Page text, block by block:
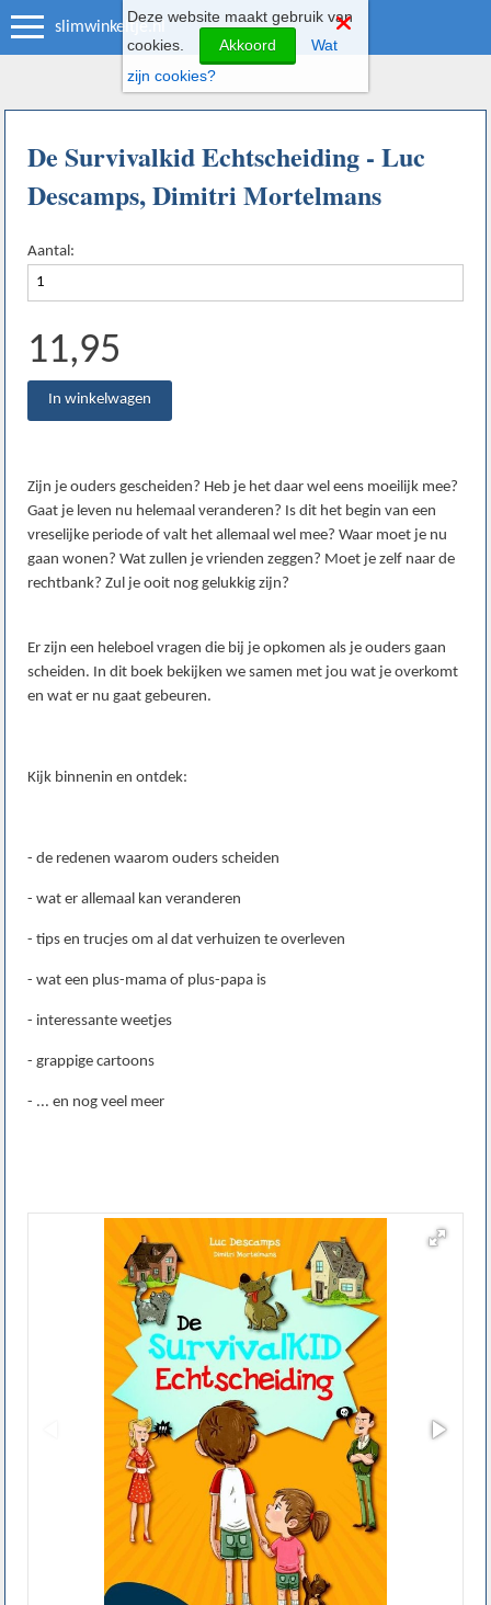
slimwinkeltje.nl
De Survivalkid Echtscheiding - Luc
Descamps, Dimitri Mortelmans
Aantal:
11,95
Zijn je ouders gescheiden? Heb je het daar wel eens moeilijk mee?
Gaat je leven nu helemaal veranderen? Is dit het begin van een
vreselijke periode of valt het allemaal wel mee? Waar moet je nu
gaan wonen? Wat zullen je vrienden zeggen? Moet je zelf naar de
rechtbank? Zul je ooit nog gelukkig zijn?
Er zijn een heleboel vragen die bij je opkomen als je ouders gaan
scheiden. In dit boek bekijken we samen met jou wat je overkomt
en wat er nu gaat gebeuren.
Kijk binnenin en ontdek:
- de redenen waarom ouders scheiden
- wat er allemaal kan veranderen
- tips en trucjes om al dat verhuizen te overleven
- wat een plus-mama of plus-papa is
- interessante weetjes
- grappige cartoons
- ... en nog veel meer
Deze website maakt gebruik van
cookies.
Akkoord
Wat
zijn cookies?